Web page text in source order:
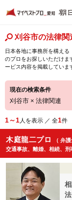
刈谷市の法律関
日本各地に事務所を構える
のプロをお探しいただけま
ービス内容を掲載していま
現在の検索条件
刈谷市 × 法律関連
1～1人を表示 ／ 全1件
木庭龍二プロ
（ 弁護
交通事故、離婚、相続、